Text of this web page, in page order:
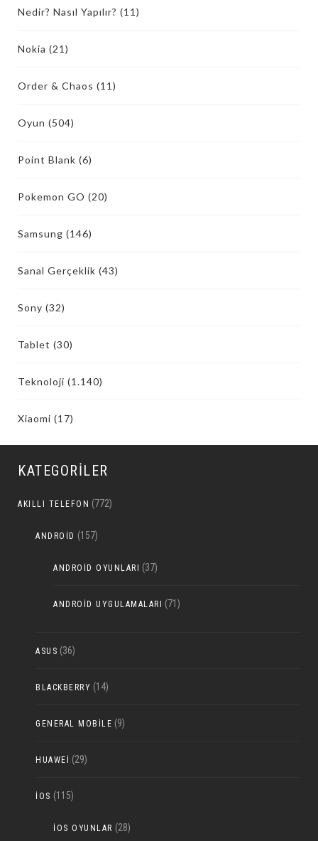
Nedir? Nasıl Yapılır? (11)
Nokia (21)
Order & Chaos (11)
Oyun (504)
Point Blank (6)
Pokemon GO (20)
Samsung (146)
Sanal Gerçeklik (43)
Sony (32)
Tablet (30)
Teknoloji (1.140)
Xiaomi (17)
KATEGORILER
AKILLI TELEFON (772)
ANDROID (157)
ANDROID OYUNLARI (37)
ANDROID UYGULAMALARI (71)
ASUS (36)
BLACKBERRY (14)
GENERAL MOBILE (9)
HUAWEI (29)
IOS (115)
IOS OYUNLAR (28)